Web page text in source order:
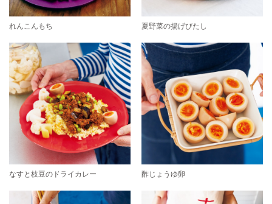
れんこんもち 夏野菜の揚げびたし
なすと枝豆のドライカレー 酢じょうゆ卵